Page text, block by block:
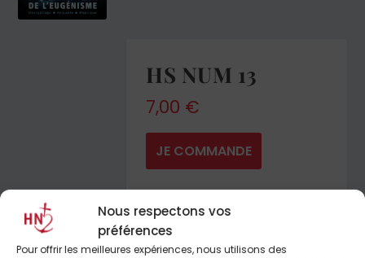
Nous respectons vos
préférences
Pour offrir les meilleures expériences, nous utilisons des
HS NUM 13
7,00 €
JE COMMANDE